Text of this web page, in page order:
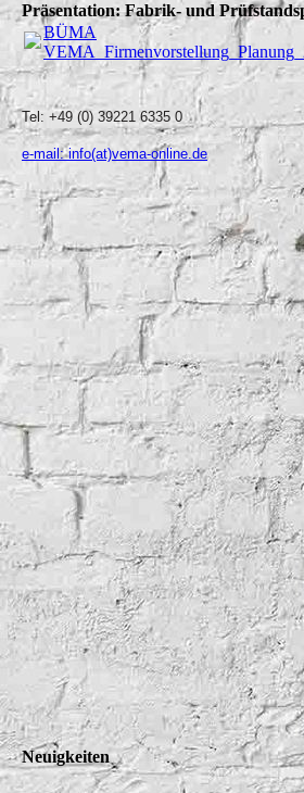
Präsentation: Fabrik- und
BÜMA
Tel: +49 (0) 39221 6335 0
e-mail: info(at)vema-online.de
Neuigkeiten